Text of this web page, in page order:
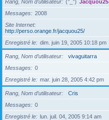
Rang, Nom d’utilisateur (°_°) Jacquou25
Messages
2008
Site Internet
http://perso.orange.fr/jacquou25/
Enregistré le
dim. juin 19, 2005 10:18 pm
Rang, Nom d’utilisateur
vivaguitarra
Messages
0
Enregistré le
mar. juin 28, 2005 4:42 pm
Rang, Nom d’utilisateur
Cris
Messages
0
Enregistré le
lun. juil. 04, 2005 9:14 am